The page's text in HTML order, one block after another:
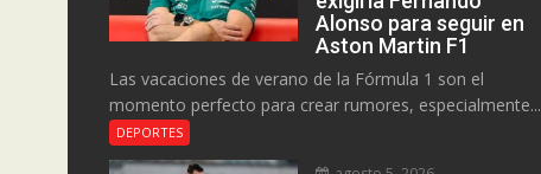
Alonso para seguir en
Aston Martin F1
Las vacaciones de verano de la Fórmula 1 son el
momento perfecto para crear rumores, especialmente...
DEPORTES